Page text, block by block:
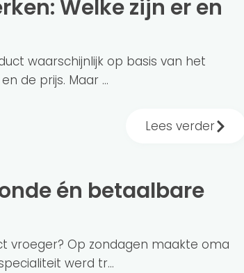
waarschijnlijk op basis van het
de prijs. Maar ...
Lees verder
vroeger? Op zondagen maakte oma
werd tr...